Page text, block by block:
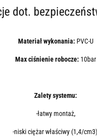
dot.
Materiał wykonania: PVC-U
Max ciśnienie robocze: 10bar
Zalety systemu:
-łatwy montaż,
-niski ciężar właściwy (1,4/